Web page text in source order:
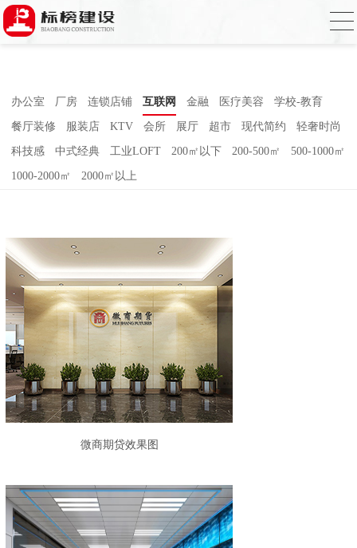
麻豆电影网,91精品麻豆视频,麻豆成人在线
视频,国产AV无码乱码国产精品麻豆
办公室 厂房 连锁店铺 互联网 金融 医疗美容 学校-教育
餐厅装修 服装店 KTV 会所 展厅 超市 现代简约 轻奢时尚
科技感 中式经典 工业LOFT 200㎡以下 200-500㎡ 500-1000㎡
1000-2000㎡ 2000㎡以上
微商期贷效果图